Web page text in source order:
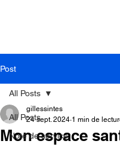
Post
All Posts
Note de service
All Posts
Mon espace
gillessintes
24 sept. 2024 1 min de